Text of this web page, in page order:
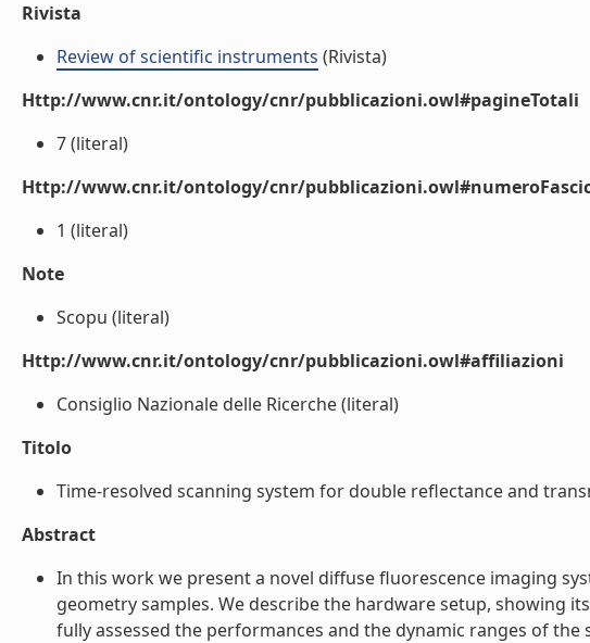
Rivista
Review of scientific instruments (Rivista)
Http://www.cnr.it/ontology/cnr/pubblicazioni.owl#pagineTotali
7 (literal)
Http://www.cnr.it/ontology/cnr/
1 (literal)
Note
Scopu (literal)
Http://www.cnr.it/ontology/cnr/pubblicazioni.owl#affiliazioni
Consiglio Nazionale delle Ricerche (literal)
Titolo
Time-resolved scanning system for double reflectance and
Abstract
In this work we present a novel diffuse fluorescence imaging
geometry samples. We describe the hardware setup, showing
fully assessed the performances and the dynamic ranges of